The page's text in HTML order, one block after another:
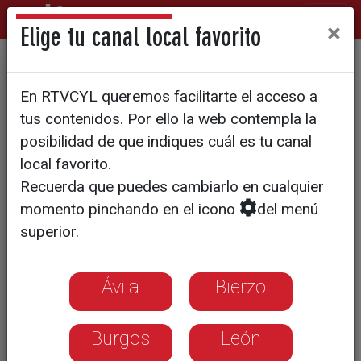
Tudela ensalza su espárrago
tras más de 40 años de Feria
Elige tu canal local favorito ×
En RTVCYL queremos facilitarte el acceso a
tus contenidos. Por ello la web contempla la
posibilidad de que indiques cuál es tu canal
local favorito.
Recuerda que puedes cambiarlo en cualquier
momento pinchando en el icono
del menú
superior.
Ávila Bierzo
Burgos León